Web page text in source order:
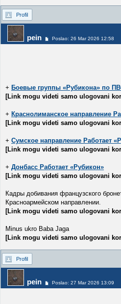
Profil
pein Poslao: 26 Mar 2026 12:58
+ Боевые группы «Рубикона» по
[Link mogu videti samo ulogovani
+ Краснолиманское направление
[Link mogu videti samo ulogovani
+ Сумское направление Работает
[Link mogu videti samo ulogovani
+ Донбасс Работает «Рубикон»
[Link mogu videti samo ulogovani
Кадры добивания французского
Красноармейском направлении.
[Link mogu videti samo ulogovani
Minus ukro Baba Jaga
[Link mogu videti samo ulogovani
Profil
pein Poslao: 27 Mar 2026 13:09